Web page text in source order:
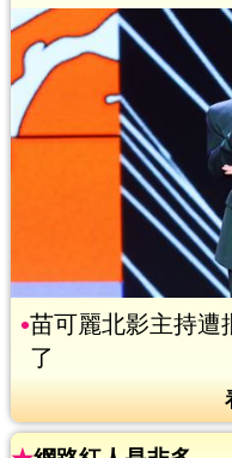
苗可麗北影主持遭
了